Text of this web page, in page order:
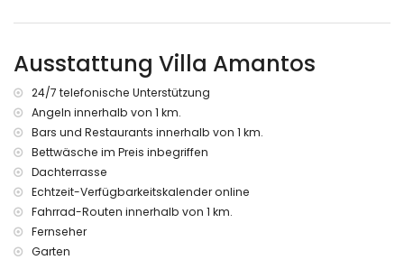
Badezimmer mit Einzelwaschbecken, Dusche und WC
Außenbereich der Villa
großes und eingezäuntes Grundstück
privater Pool mit Maßen 11 m x 5 m und 2 m Tiefe
Garten mit Kies, Bäumen und Gartenmöbeln mit
Sonnenliegen
5 Terrassen, davon 1 überdacht
Außenküche und Grill
Außendusche
Sitzbereich im Freien und Essbereich im Freien
2 private überdachte Parkplätze und 4 private Parkplätze
Ausstattung Villa Amantos
24/7 telefonische Unterstützung
Angeln innerhalb von 1 km.
Bars und Restaurants innerhalb von 1 km.
Bettwäsche im Preis inbegriffen
Dachterrasse
Echtzeit-Verfügbarkeitskalender online
Fahrrad-Routen innerhalb von 1 km.
Fernseher
Garten